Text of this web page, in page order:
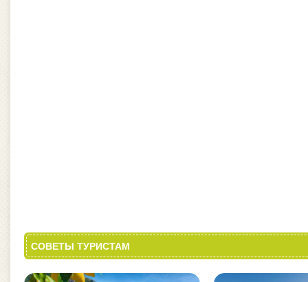
СОВЕТЫ ТУРИСТАМ